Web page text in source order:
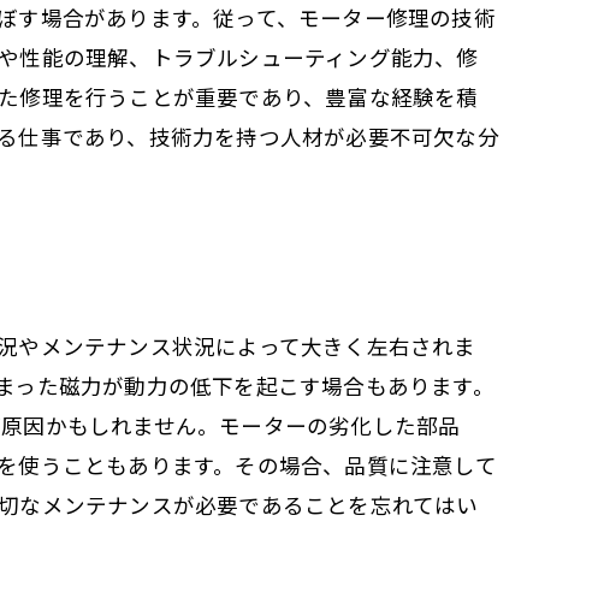
場合があります。従って、モーター修理の技術
性能の理解、トラブルシューティング能力、修
修理を行うことが重要であり、豊富な経験を積
仕事であり、技術力を持つ人材が必要不可欠な分
やメンテナンス状況によって大きく左右されま
た磁力が動力の低下を起こす場合もあります。
因かもしれません。モーターの劣化した部品
使うこともあります。その場合、品質に注意して
なメンテナンスが必要であることを忘れてはい